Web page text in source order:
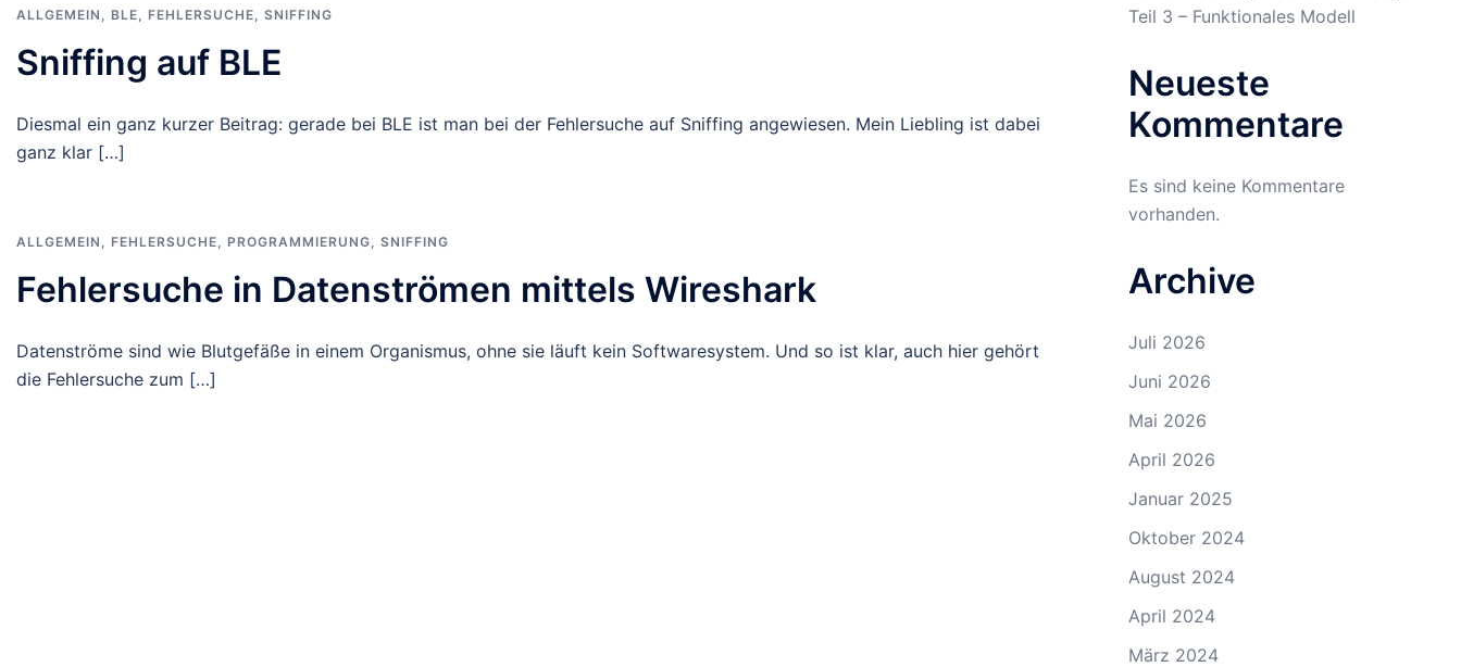
ALLGEMEIN BLE FEHLERSUCHE SNIFFING
Sniffing auf BLE
Diesmal ein ganz kurzer Beitrag: gerade bei BLE ist man bei der Fehlersuche auf Sniffing angewiesen. Mein Liebling ist dabei
ganz klar […]
ALLGEMEIN FEHLERSUCHE PROGRAMMIERUNG SNIFFING
Fehlersuche in Datenströmen mittels Wireshark
Datenströme sind wie Blutgefäße in einem Organismus, ohne sie läuft kein Softwaresystem. Und so ist klar, auch hier gehört
die Fehlersuche zum […]
Teil 3 – Funktionales Modell
Neueste
Kommentare
Es sind keine Kommentare
vorhanden.
Archive
Juli 2026
Juni 2026
Mai 2026
April 2026
Januar 2025
Oktober 2024
August 2024
April 2024
März 2024